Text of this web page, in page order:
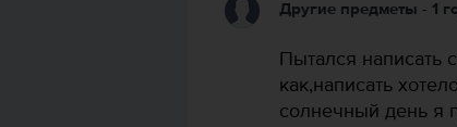
Другие предметы - 1
Пытался написать
как,написать
солнечный день я